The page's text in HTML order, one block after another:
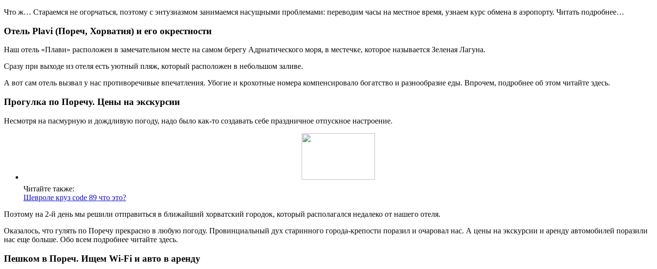
Что ж… Стараемся не огорчаться, поэтому с энтузиазмом занимаемся насущными проблемами: переводим часы на местное время, узнаем курс обмена в аэропорту. Читать подробнее…
Отель Plavi (Пореч, Хорватия) и его окрестности
Наш отель «Плави» расположен в замечательном месте на самом берегу Адриатического моря, в местечке, которое называется Зеленая Лагуна.
Сразу при выходе из отеля есть уютный пляж, который расположен в небольшом заливе.
А вот сам отель вызвал у нас противоречивые впечатления. Убогие и крохотные номера компенсировало богатство и разнообразие еды. Впрочем, подробнее об этом читайте здесь.
Прогулка по Поречу. Цены на экскурсии
Несмотря на пасмурную и дождливую погоду, надо было как-то создавать себе праздничное отпускное настроение.
Читайте также:
Шевроле круз code 89 что это?
Поэтому на 2-й день мы решили отправиться в ближайший хорватский городок, который располагался недалеко от нашего отеля.
Оказалось, что гулять по Поречу прекрасно в любую погоду. Провинциальный дух старинного города-крепости поразил и очаровал нас. А цены на экскурсии и аренду автомобилей поразили
нас еще больше. Обо всем подробнее читайте здесь.
Пешком в Пореч. Ищем Wi-Fi и авто в аренду